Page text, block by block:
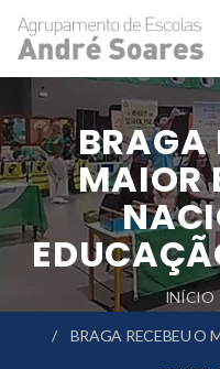
BRAGA
MAIOR
INÍCIO
BRAGA RECEBEU O